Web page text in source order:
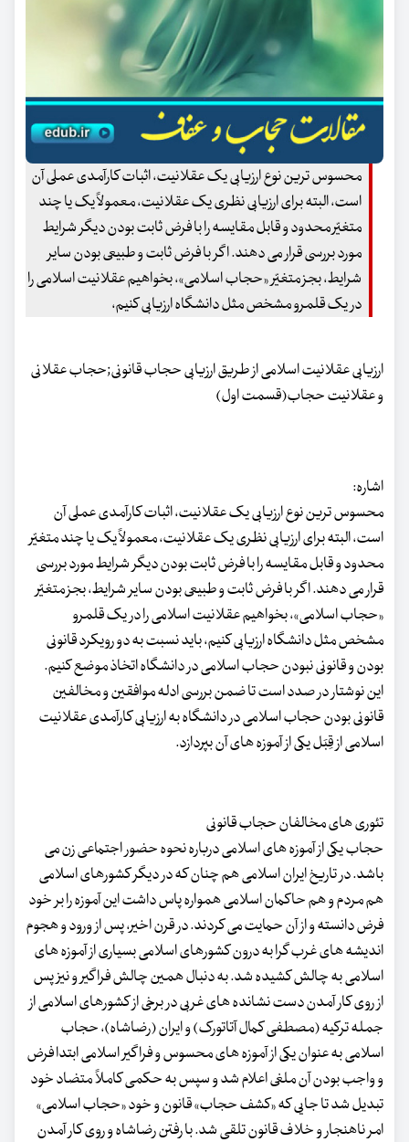
محسوس ترین نوع ارزیابی یک عقلانیت، اثبات کارآمدی عملی آن
است، البته برای ارزیابی نظری یک عقلانیت، معمولاً یک یا چند
متغیّر محدود و قابل مقایسه را با فرض ثابت بودن دیگر شرایط
مورد بررسی قرار می دهند. اگر با فرض ثابت و طبیعی بودن سایر
شرایط، بجز متغیّر «حجاب اسلامی»، بخواهیم عقلانیت اسلامی را
در یک قلمرو مشخص مثل دانشگاه ارزیابی کنیم،
ارزیابی عقلانیت اسلامی از طریق ارزیابی حجاب قانونی;حجاب عقلانی
و عقلانیت حجاب(قسمت اول)
اشاره:
محسوس ترین نوع ارزیابی یک عقلانیت، اثبات کارآمدی عملی آن
است، البته برای ارزیابی نظری یک عقلانیت، معمولاً یک یا چند متغیّر
محدود و قابل مقایسه را با فرض ثابت بودن دیگر شرایط مورد بررسی
قرار می دهند. اگر با فرض ثابت و طبیعی بودن سایر شرایط، بجز متغیّر
«حجاب اسلامی»، بخواهیم عقلانیت اسلامی را در یک قلمرو
مشخص مثل دانشگاه ارزیابی کنیم، باید نسبت به دو رویکرد قانونی
بودن و قانونی نبودن حجاب اسلامی در دانشگاه اتخاذ موضع کنیم.
این نوشتار در صدد است تا ضمن بررسی ادله موافقین و مخالفین
قانونی بودن حجاب اسلامی در دانشگاه به ارزیابی کارآمدی عقلانیت
اسلامی از قِبَل یکی از آموزه های آن بپردازد.
تئوری های مخالفان حجاب قانونی
حجاب یکی از آموزه های اسلامی درباره نحوه حضور اجتماعی زن می
باشد. در تاریخ ایران اسلامی هم چنان که در دیگر کشورهای اسلامی
هم مردم و هم حاکمان اسلامی همواره پاس داشت این آموزه را بر خود
فرض دانسته و از آن حمایت می کردند. در قرن اخیر، پس از ورود و هجوم
اندیشه های غرب گرا به درون کشورهای اسلامی بسیاری از آموزه های
اسلامی به چالش کشیده شد. به دنبال همین چالش فراگیر و نیز پس
از روی کار آمدن دست نشانده های غربی در برخی از کشورهای اسلامی از
جمله ترکیه (مصطفی کمال آتاتورک) و ایران (رضاشاه)، حجاب
اسلامی به عنوان یکی از آموزه های محسوس و فراگیر اسلامی ابتدا فرض
و واجب بودن آن ملغی اعلام شد و سپس به حکمی کاملاً متضاد خود
تبدیل شد تا جایی که «کشف حجاب» قانون و خود «حجاب اسلامی»
امر ناهنجار و خلاف قانون تلقی شد. با رفتن رضاشاه و روی کار آمدن